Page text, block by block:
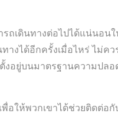
ถเดินทางต่อไปได้แน่นอ
างได้อีกครั้งเมื่อไหร่ ไม่ค
อยู่บนมาตรฐานความปล
อให้พวกเขาได้ช่วยติดต่อ